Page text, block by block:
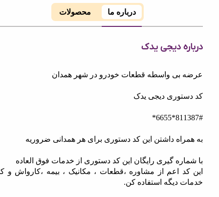
محصولات
دیجی یدک
بی واسطه قطعات خودرو در شهر همدان
دیجی یدک
داشتن این کد دستوری برای هر همدانی ضروریه
گیری رایگان این کد دستوری از خدمات فوق العاده
اعم از مشاوره ،قطعات ، مکانیک ، بیمه ،کارواش و کلی
دیگه استفاده کن.